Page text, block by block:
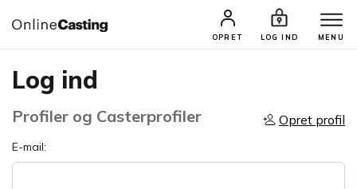
OPRET LOG IND MENU
Log ind
Profiler og Casterprofiler Opret profil
E-mail: